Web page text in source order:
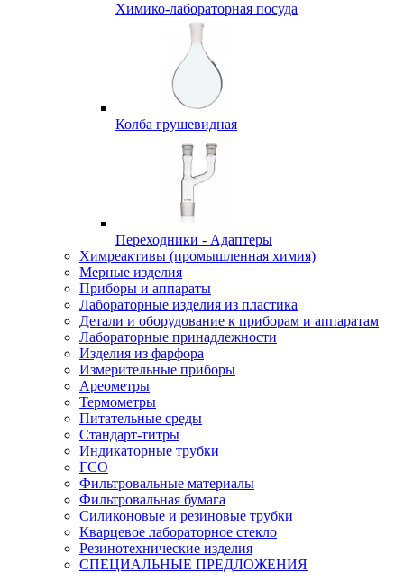
Химико-лабораторная посуда
Колба грушевидная
Переходники - Адаптеры
Химреактивы (промышленная химия)
Мерные изделия
Приборы и аппараты
Лабораторные изделия из пластика
Детали и оборудование к приборам и аппаратам
Лабораторные принадлежности
Изделия из фарфора
Измерительные приборы
Ареометры
Термометры
Питательные среды
Стандарт-титры
Индикаторные трубки
ГСО
Фильтровальные материалы
Фильтровальная бумага
Силиконовые и резиновые трубки
Кварцевое лабораторное стекло
Резинотехнические изделия
СПЕЦИАЛЬНЫЕ ПРЕДЛОЖЕНИЯ